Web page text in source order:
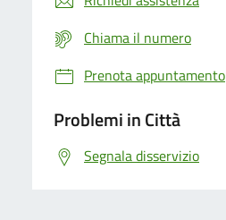
Chiama il numero
Prenota appuntamento
Problemi in Città
Segnala disservizio